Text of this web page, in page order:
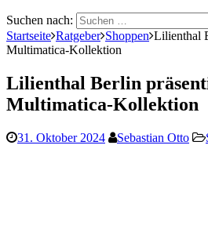
Suchen nach:
Startseite Ratgeber Shoppen Lilienthal
Multimatica-Kollektion
Lilienthal Berlin
Multimatica-Kollektion
31. Oktober 2024 Sebastian Otto